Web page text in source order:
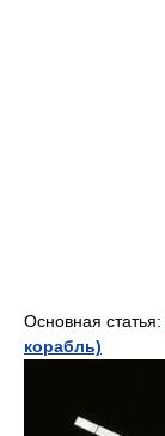
Основная статья:
корабль)